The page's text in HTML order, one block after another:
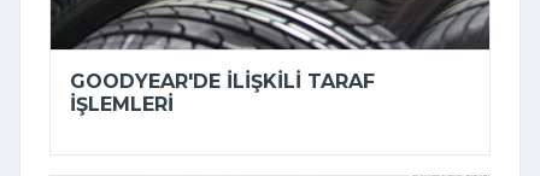
GOODYEAR'DE ILIŞKILI TARAF
IŞLEMLERI